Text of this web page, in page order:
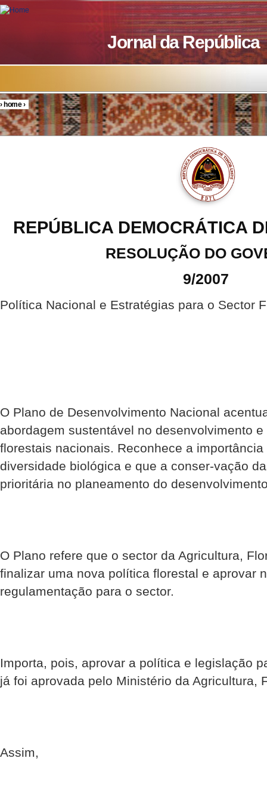
Skip to main content
Jornal da República
You are here
›home›
REPÚBLICA DEMOCRÁTICA
RESOLUÇÃO DO
9/2007
Política Nacional e Estratégias para o Sector
O Plano de Desenvolvimento Nacional
abordagem sustentável no desenvolvimento
florestais nacionais. Reconhece a
diversidade biológica e que a conser-vação
prioritária no planeamento do
O Plano refere que o sector da Agricultura,
finalizar uma nova política florestal e aprovar
regulamentação para o sector.
Importa, pois, aprovar a política e legislação
já foi aprovada pelo Ministério da Agricultura,
Assim,